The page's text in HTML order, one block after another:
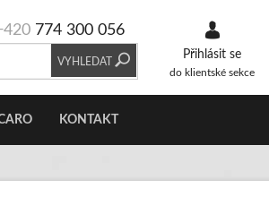
Přihlásit se
do klientské sekce
774 300 056
VYHLEDAT
KONTAKT